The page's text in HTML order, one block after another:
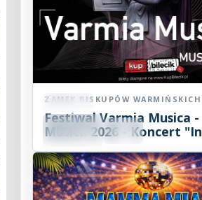
Koncert
08 2026 19:00
ZAMEK BISKUPÓW WARMIŃSKICH
Festiwal Varmia Musica
Musica 2026 - Koncert